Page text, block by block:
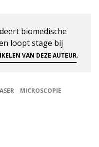
biomedische
loopt stage bij
VAN DEZE AUTEUR.
MICROSCOPIE